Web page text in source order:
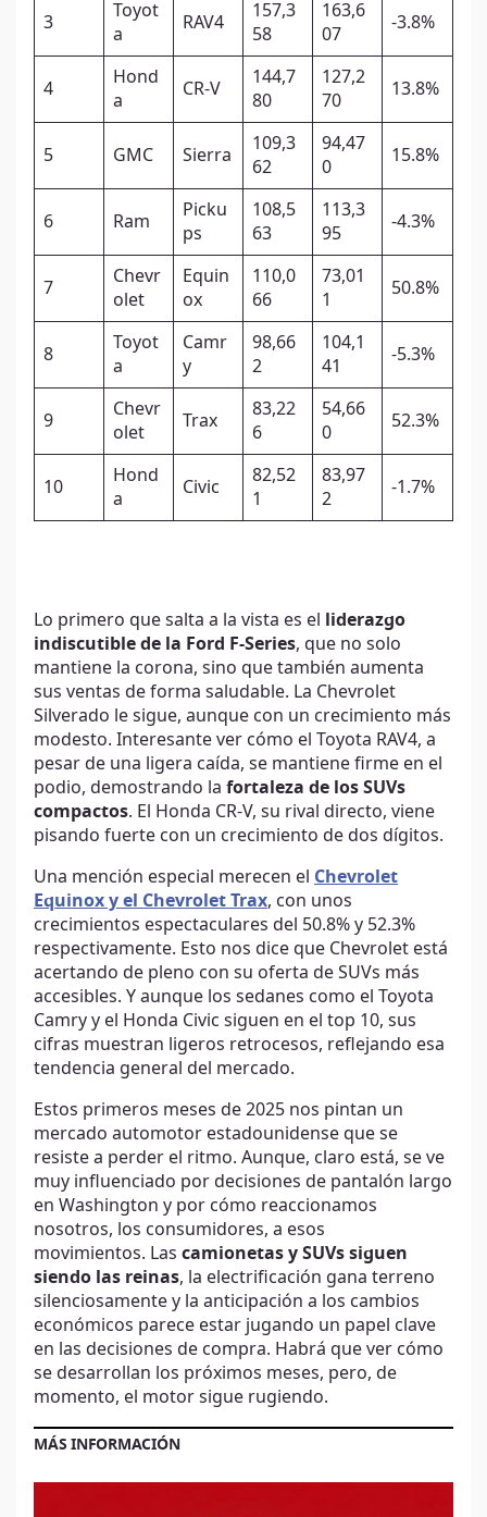
3
Toyot
a
RAV4
157,3
58
163,6
07
-3.8%
4
Hond
a
CR-V
144,7
80
127,2
70
13.8%
5 GMC Sierra
109,3
62
94,47
0
15.8%
6 Ram
Picku
ps
108,5
63
113,3
95
-4.3%
7
Chevr
olet
Equin
ox
110,0
66
73,01
1
50.8%
8
Toyot
a
Camr
y
98,66
2
104,1
41
-5.3%
9
Chevr
olet
Trax
83,22
6
54,66
0
52.3%
10
Hond
a
Civic
82,52
1
83,97
2
-1.7%
Lo primero que salta a la vista es el
liderazgo
indiscutible de la Ford F-Series, que no solo
mantiene la corona, sino que también aumenta
sus ventas de forma saludable. La Chevrolet
Silverado le sigue, aunque con un crecimiento más
modesto. Interesante ver cómo el Toyota RAV4, a
pesar de una ligera caída, se mantiene firme en el
podio, demostrando la fortaleza de los SUVs
compactos. El Honda CR-V, su rival directo, viene
pisando fuerte con un crecimiento de dos dígitos.
Una mención especial merecen el Chevrolet
Equinox y el Chevrolet Trax, con unos
crecimientos espectaculares del 50.8% y 52.3%
respectivamente. Esto nos dice que Chevrolet está
acertando de pleno con su oferta de SUVs más
accesibles. Y aunque los sedanes como el Toyota
Camry y el Honda Civic siguen en el top 10, sus
cifras muestran ligeros retrocesos, reflejando esa
tendencia general del mercado.
Estos primeros meses de 2025 nos pintan un
mercado automotor estadounidense que se
resiste a perder el ritmo. Aunque, claro está, se ve
muy influenciado por decisiones de pantalón largo
en Washington y por cómo reaccionamos
nosotros, los consumidores, a esos
movimientos. Las camionetas y SUVs siguen
siendo las reinas, la electrificación gana terreno
silenciosamente y la anticipación a los cambios
económicos parece estar jugando un papel clave
en las decisiones de compra. Habrá que ver cómo
se desarrollan los próximos meses, pero, de
momento, el motor sigue rugiendo.
MÁS INFORMACIÓN